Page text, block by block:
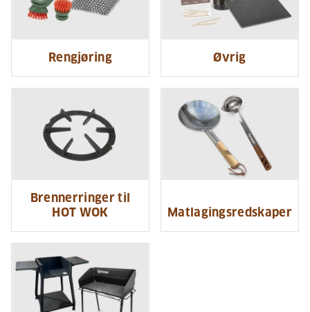
Rengjøring Øvrig
Brennerringer til
HOT WOK
Matlagingsredskaper